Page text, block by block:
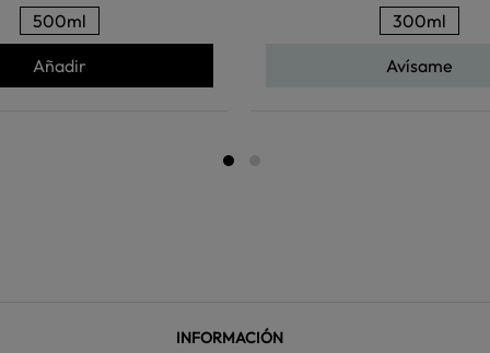
500ml
Añadir
300ml
Avísame
INFORMACIÓN